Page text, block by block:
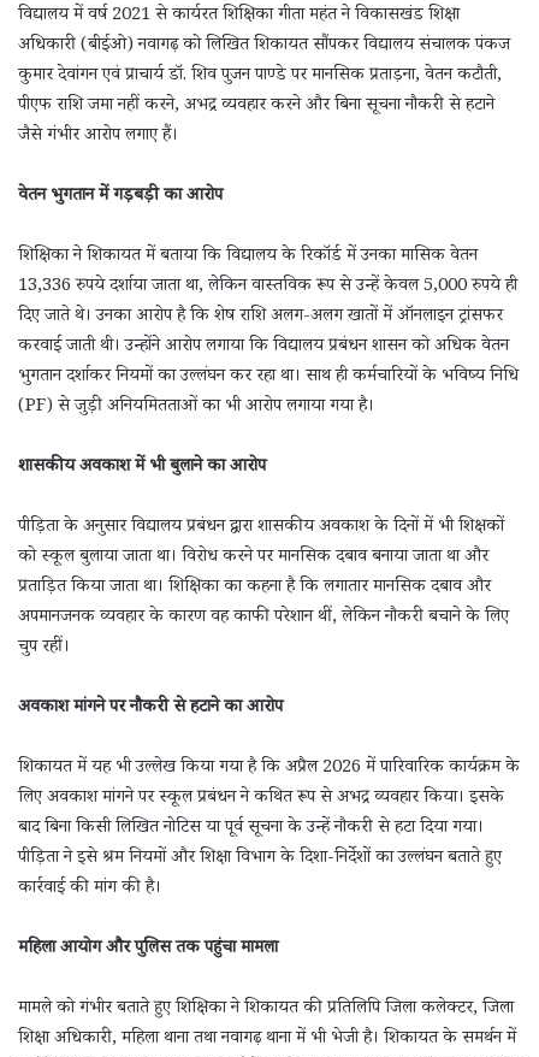
विद्यालय में वर्ष 2021 से कार्यरत शिक्षिका गीता महंत ने विकासखंड शिक्षा
अधिकारी (बीईओ) नवागढ़ को लिखित शिकायत सौंपकर विद्यालय संचालक पंकज
कुमार देवांगन एवं प्राचार्य डॉ. शिव पुजन पाण्डे पर मानसिक प्रताड़ना, वेतन कटौती,
पीएफ राशि जमा नहीं करने, अभद्र व्यवहार करने और बिना सूचना नौकरी से हटाने
जैसे गंभीर आरोप लगाए हैं।
वेतन भुगतान में गड़बड़ी का आरोप
शिक्षिका ने शिकायत में बताया कि विद्यालय के रिकॉर्ड में उनका मासिक वेतन
13,336 रुपये दर्शाया जाता था, लेकिन वास्तविक रूप से उन्हें केवल 5,000 रुपये ही
दिए जाते थे। उनका आरोप है कि शेष राशि अलग-अलग खातों में ऑनलाइन ट्रांसफर
करवाई जाती थी। उन्होंने आरोप लगाया कि विद्यालय प्रबंधन शासन को अधिक वेतन
भुगतान दर्शाकर नियमों का उल्लंघन कर रहा था। साथ ही कर्मचारियों के भविष्य निधि
(PF) से जुड़ी अनियमितताओं का भी आरोप लगाया गया है।
शासकीय अवकाश में भी बुलाने का आरोप
पीड़िता के अनुसार विद्यालय प्रबंधन द्वारा शासकीय अवकाश के दिनों में भी शिक्षकों
को स्कूल बुलाया जाता था। विरोध करने पर मानसिक दबाव बनाया जाता था और
प्रताड़ित किया जाता था। शिक्षिका का कहना है कि लगातार मानसिक दबाव और
अपमानजनक व्यवहार के कारण वह काफी परेशान थीं, लेकिन नौकरी बचाने के लिए
चुप रहीं।
अवकाश मांगने पर नौकरी से हटाने का आरोप
शिकायत में यह भी उल्लेख किया गया है कि अप्रैल 2026 में पारिवारिक कार्यक्रम के
लिए अवकाश मांगने पर स्कूल प्रबंधन ने कथित रूप से अभद्र व्यवहार किया। इसके
बाद बिना किसी लिखित नोटिस या पूर्व सूचना के उन्हें नौकरी से हटा दिया गया।
पीड़िता ने इसे श्रम नियमों और शिक्षा विभाग के दिशा-निर्देशों का उल्लंघन बताते हुए
कार्रवाई की मांग की है।
महिला आयोग और पुलिस तक पहुंचा मामला
मामले को गंभीर बताते हुए शिक्षिका ने शिकायत की प्रतिलिपि जिला कलेक्टर, जिला
शिक्षा अधिकारी, महिला थाना तथा नवागढ़ थाना में भी भेजी है। शिकायत के समर्थन में